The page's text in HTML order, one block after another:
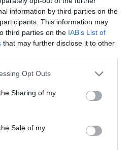
information by third parties on the
This information may
third parties on the IAB’s List of
that may further disclose it to other
Opt Outs
Sharing of my
Sale of my
Toni Servillo, Teresa
Joubert, Luisa Ranieri,
Massimiliano Gallo, Betty